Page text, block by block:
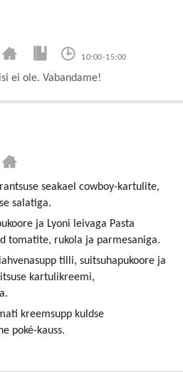
10:00-15:00
ei ole. Vabandame!
seakael cowboy-kartulite,
salatiga.
ja Lyoni leivaga Pasta
tomatite, rukola ja parmesaniga.
tilli, suitsuhapukoore ja
kartulikreemi,
kreemsupp kuldse
poké-kauss.